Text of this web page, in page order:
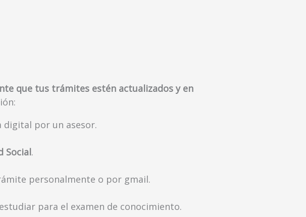
que tus trámites estén actualizados y en
digital por un asesor.
Social.
personalmente o por gmail.
para el examen de conocimiento.